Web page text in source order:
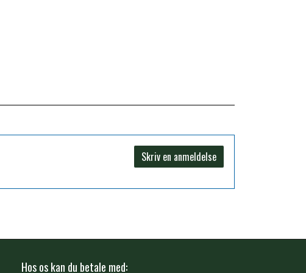
Skriv en anmeldelse
Hos os kan du betale med: